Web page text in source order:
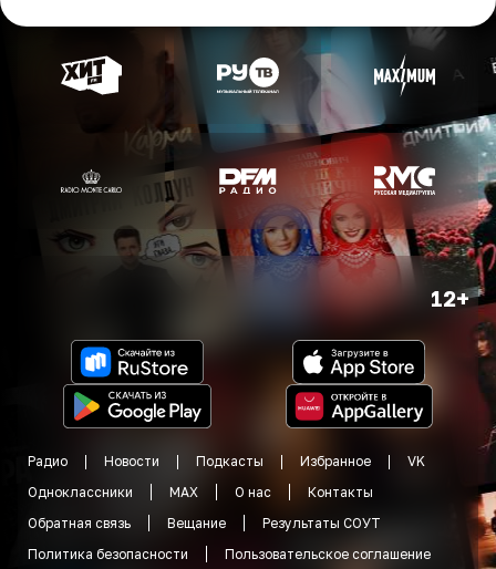
12+
Радио Новости Подкасты Избранное
VK
Одноклассники
MAX О нас
Контакты
Обратная связь
Вещание
Результаты СОУТ
Политика безопасности
Пользовательское соглашение